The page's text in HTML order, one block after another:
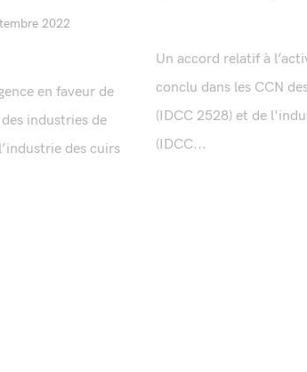
2022
en faveur de
industries de
des cuirs
Un accord relatif à
conclu dans les CCN
(IDCC 2528) et de
(IDCC...